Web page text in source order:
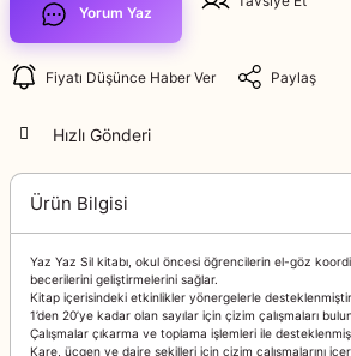
Yorum Yaz
Fiyatı Düşünce Haber Ver Paylaş
Hızlı Gönderi
Ürün Bilgisi
Yaz Yaz Sil kitabı, okul öncesi öğrencilerin el-göz
becerilerini geliştirmelerini sağlar.
Kitap içerisindeki etkinlikler yönergelerle
1’den 20’ye kadar olan sayılar için çizim çalışmaları
Çalışmalar çıkarma ve toplama işlemleri ile
Kare, üçgen ve daire şekilleri için çizim çalışmalarını